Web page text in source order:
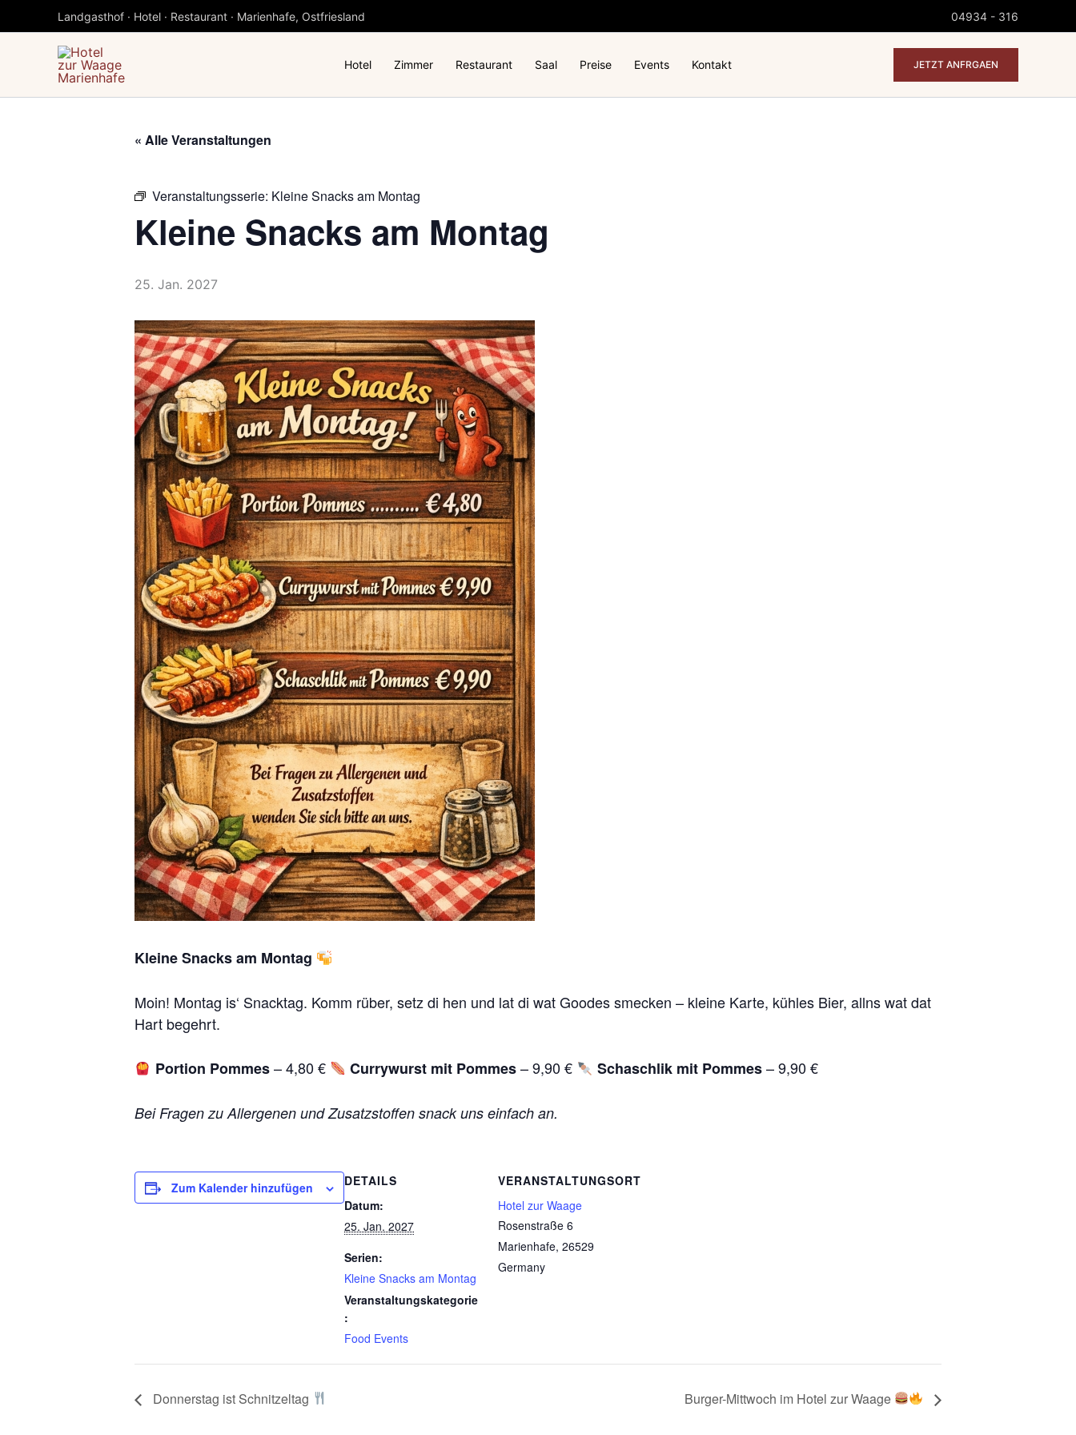
Inhalt
Landgasthof · Hotel · Restaurant · Marienhafe, Ostfriesland 04934 - 316
Hotel Zimmer Restaurant Saal Preise Events Kontakt JETZT ANFRGAEN
« Alle Veranstaltungen
Veranstaltungsserie: Kleine Snacks am Montag
Kleine Snacks am Montag
25. Jan. 2027
Kleine Snacks am Montag
Moin! Montag is‘ Snacktag. Komm rüber, setz di hen und lat di wat Goodes smecken – kleine Karte, kühles Bier, allns wat dat
Hart begehrt.
Portion Pommes– 4,80 € Currywurst mit Pommes– 9,90 € Schaschlik mit Pommes– 9,90 €
Bei Fragen zu Allergenen und Zusatzstoffen snack uns einfach an.
Zum Kalender hinzufügen
DETAILS
Datum:
25. Jan. 2027
Serien:
Kleine Snacks am Montag
Veranstaltungskategorie
:
Food Events
VERANSTALTUNGSORT
Hotel zur Waage
Rosenstraße 6
Marienhafe, 26529
Germany
Donnerstag ist Schnitzeltag Burger-Mittwoch im Hotel zur Waage